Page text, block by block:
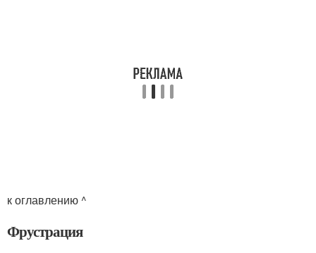
к оглавлению ^
Фрустрация